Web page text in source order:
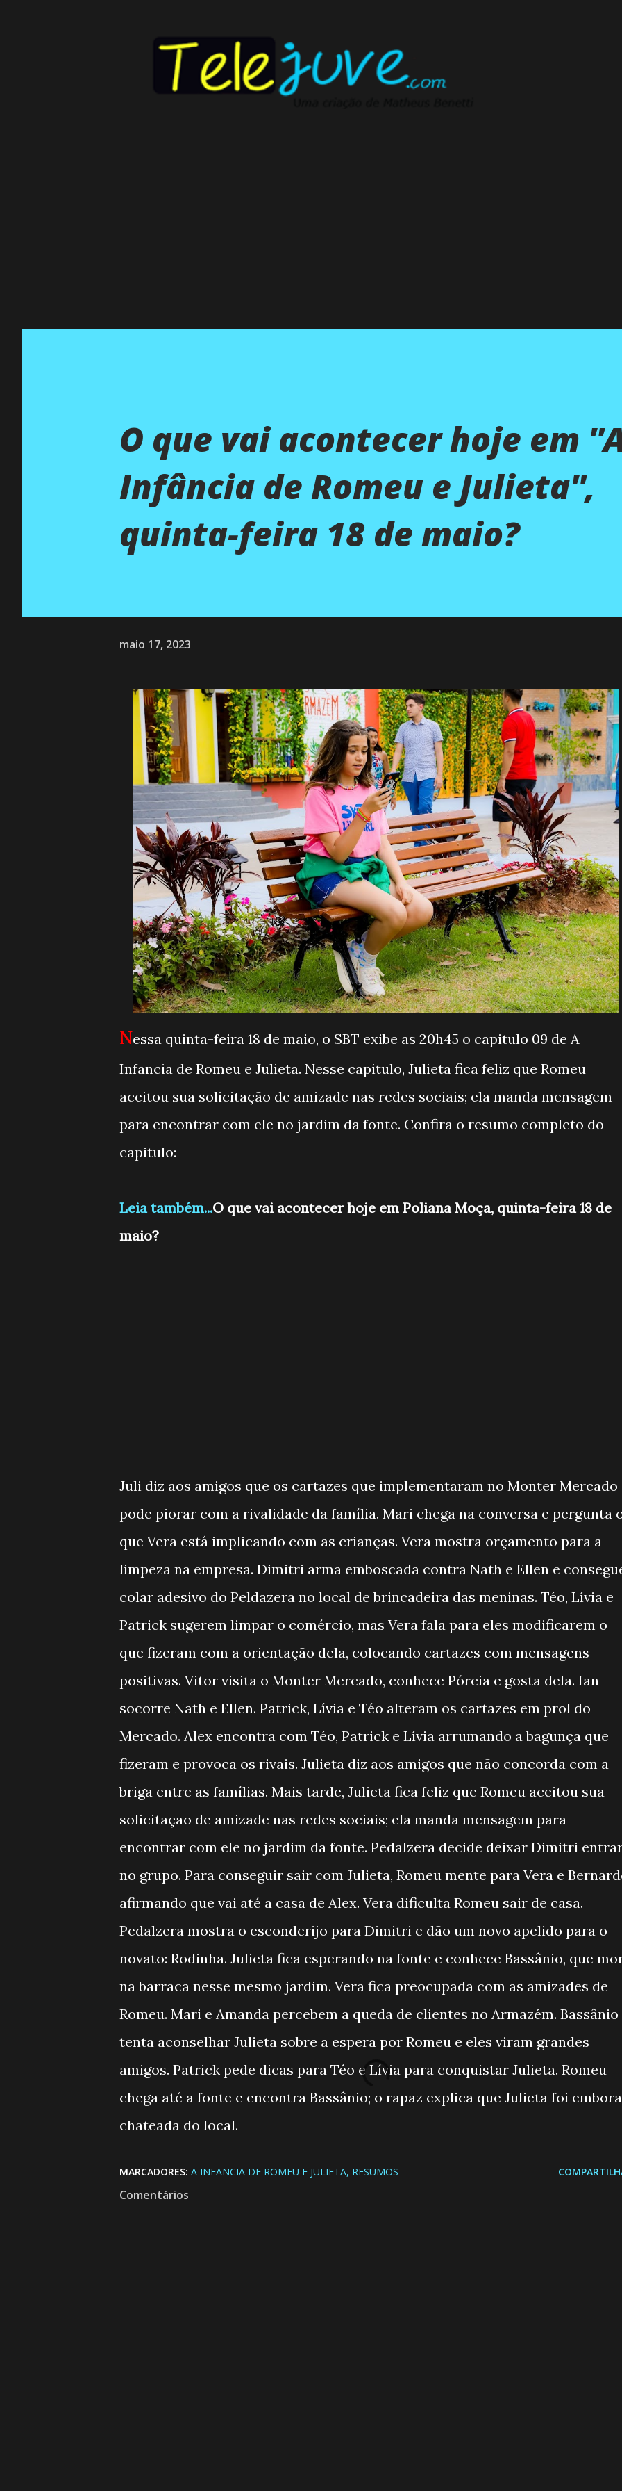
O que vai acontecer hoje em
Infância de Romeu e Julieta'',
quinta-feira 18 de maio?
maio 17, 2023
Nessa quinta-feira 18 de maio, o SBT exibe as 20h45 o capitulo 09 de A
Infancia de Romeu e Julieta. Nesse capitulo, Julieta fica feliz que Romeu
aceitou sua solicitação de amizade nas redes sociais; ela manda mensagem
para encontrar com ele no jardim da fonte. Confira o resumo completo do
capitulo:
Leia também...O que vai acontecer hoje em Poliana Moça, quinta-feira 18 de
maio?
Juli diz aos amigos que os cartazes que implementaram no Monter Mercado
pode piorar com a rivalidade da família. Mari chega na conversa e pergunta
que Vera está implicando com as crianças. Vera mostra orçamento para a
limpeza na empresa. Dimitri arma emboscada contra Nath e Ellen e
colar adesivo do Peldazera no local de brincadeira das meninas. Téo, Lívia e
Patrick sugerem limpar o comércio, mas Vera fala para eles modificarem o
que fizeram com a orientação dela, colocando cartazes com mensagens
positivas. Vitor visita o Monter Mercado, conhece Pórcia e gosta dela. Ian
socorre Nath e Ellen. Patrick, Lívia e Téo alteram os cartazes em prol do
Mercado. Alex encontra com Téo, Patrick e Lívia arrumando a bagunça que
fizeram e provoca os rivais. Julieta diz aos amigos que não concorda com a
briga entre as famílias. Mais tarde, Julieta fica feliz que Romeu aceitou sua
solicitação de amizade nas redes sociais; ela manda mensagem para
encontrar com ele no jardim da fonte. Pedalzera decide deixar Dimitri
no grupo. Para conseguir sair com Julieta, Romeu mente para Vera e
afirmando que vai até a casa de Alex. Vera dificulta Romeu sair de casa.
Pedalzera mostra o esconderijo para Dimitri e dão um novo apelido para o
novato: Rodinha. Julieta fica esperando na fonte e conhece Bassânio, que
na barraca nesse mesmo jardim. Vera fica preocupada com as amizades de
Romeu. Mari e Amanda percebem a queda de clientes no Armazém. Bassânio
tenta aconselhar Julieta sobre a espera por Romeu e eles viram grandes
amigos. Patrick pede dicas para Téo e Lívia para conquistar Julieta. Romeu
chega até a fonte e encontra Bassânio; o rapaz explica que Julieta foi embora
chateada do local.
MARCADORES: A INFANCIA DE ROMEU E JULIETA RESUMOS
Comentários